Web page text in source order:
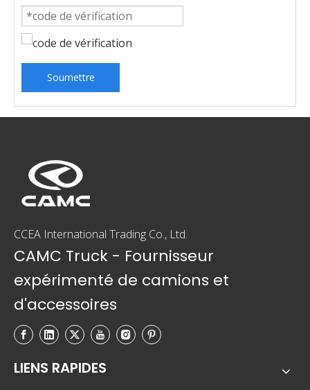
Soumettre
CCEA International Trading Co., Ltd.
CAMC Truck - Fournisseur
expérimenté de camions et
d'accessoires
LIENS RAPIDES